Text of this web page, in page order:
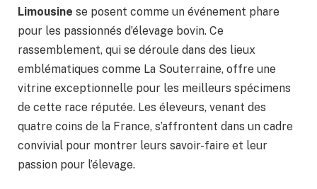
Limousine se posent comme un événement phare
pour les passionnés d’élevage bovin. Ce
rassemblement, qui se déroule dans des lieux
emblématiques comme La Souterraine, offre une
vitrine exceptionnelle pour les meilleurs spécimens
de cette race réputée. Les éleveurs, venant des
quatre coins de la France, s’affrontent dans un cadre
convivial pour montrer leurs savoir-faire et leur
passion pour l’élevage.